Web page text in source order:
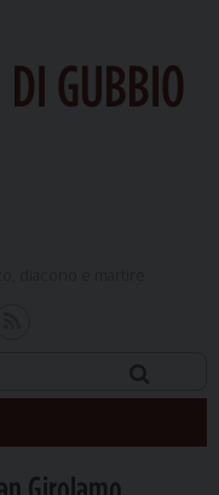
DI GUBBIO